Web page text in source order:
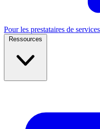
Pour les prestataires de services